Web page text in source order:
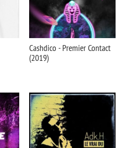
Cashdico - Premier Contact
(2019)